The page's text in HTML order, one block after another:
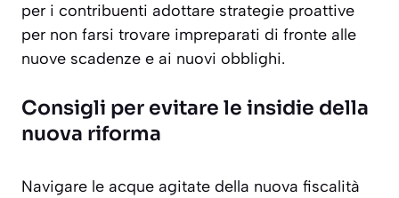
per i contribuenti adottare strategie proattive
per non farsi trovare impreparati di fronte alle
nuove scadenze e ai nuovi obblighi.
Consigli per evitare le insidie della
nuova riforma
Navigare le acque agitate della nuova fiscalità